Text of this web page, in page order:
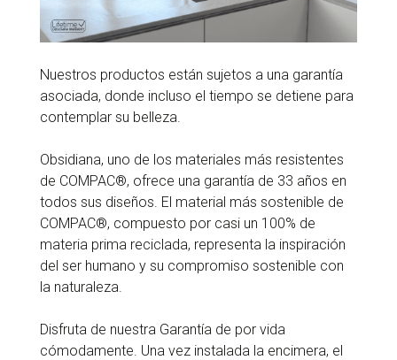
Nuestros productos están sujetos a una garantía
asociada, donde incluso el tiempo se detiene para
contemplar su belleza.
Obsidiana, uno de los materiales más resistentes
de COMPAC®, ofrece una garantía de 33 años en
todos sus diseños. El material más sostenible de
COMPAC®, compuesto por casi un 100% de
materia prima reciclada, representa la inspiración
del ser humano y su compromiso sostenible con
la naturaleza.
Disfruta de nuestra Garantía de por vida
cómodamente. Una vez instalada la encimera, el